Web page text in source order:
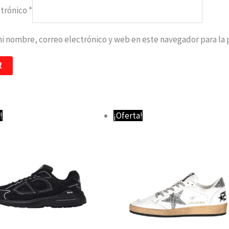
*
nombre, correo electrónico y web en este navegador para
¡Oferta!El
precio